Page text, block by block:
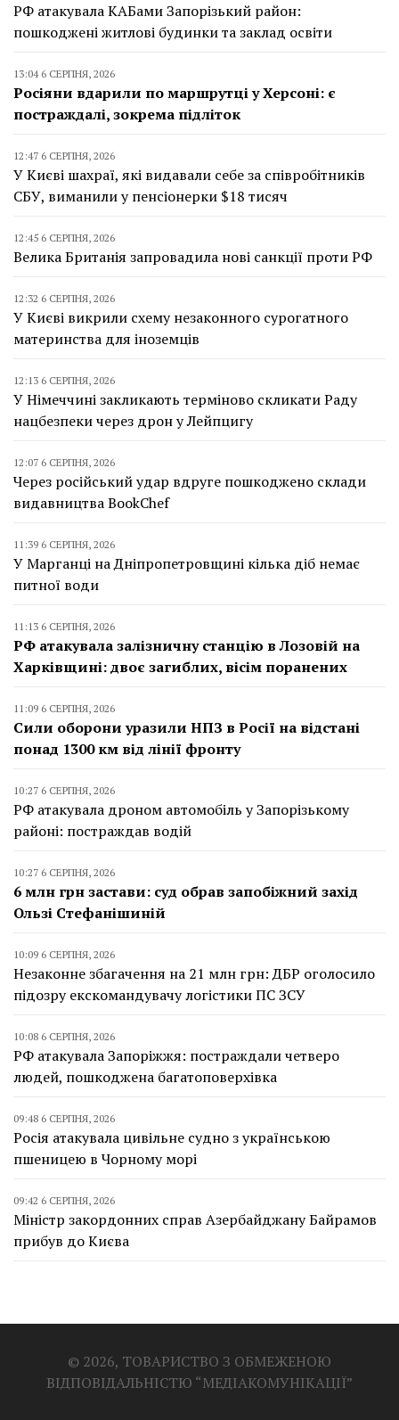
РФ атакувала КАБами Запорізький район:
пошкоджені житлові будинки та заклад освіти
13:04 6 СЕРПНЯ, 2026
Росіяни вдарили по маршрутці у Херсоні: є
постраждалі, зокрема підліток
12:47 6 СЕРПНЯ, 2026
У Києві шахраї, які видавали себе за співробітників
СБУ, виманили у пенсіонерки $18 тисяч
12:45 6 СЕРПНЯ, 2026
Велика Британія запровадила нові санкції проти РФ
12:32 6 СЕРПНЯ, 2026
У Києві викрили схему незаконного сурогатного
материнства для іноземців
12:13 6 СЕРПНЯ, 2026
У Німеччині закликають терміново скликати Раду
нацбезпеки через дрон у Лейпцигу
12:07 6 СЕРПНЯ, 2026
Через російський удар вдруге пошкоджено склади
видавництва BookChef
11:39 6 СЕРПНЯ, 2026
У Марганці на Дніпропетровщині кілька діб немає
питної води
11:13 6 СЕРПНЯ, 2026
РФ атакувала залізничну станцію в Лозовій на
Харківщині: двоє загиблих, вісім поранених
11:09 6 СЕРПНЯ, 2026
Сили оборони уразили НПЗ в Росії на відстані
понад 1300 км від лінії фронту
10:27 6 СЕРПНЯ, 2026
РФ атакувала дроном автомобіль у Запорізькому
районі: постраждав водій
10:27 6 СЕРПНЯ, 2026
6 млн грн застави: суд обрав запобіжний захід
Ользі Стефанішиній
10:09 6 СЕРПНЯ, 2026
Незаконне збагачення на 21 млн грн: ДБР оголосило
підозру екскомандувачу логістики ПС ЗСУ
10:08 6 СЕРПНЯ, 2026
РФ атакувала Запоріжжя: постраждали четверо
людей, пошкоджена багатоповерхівка
09:48 6 СЕРПНЯ, 2026
Росія атакувала цивільне судно з українською
пшеницею в Чорному морі
09:42 6 СЕРПНЯ, 2026
Міністр закордонних справ Азербайджану Байрамов
прибув до Києва
© 2026, ТОВАРИСТВО З ОБМЕЖЕНОЮ
ВІДПОВІДАЛЬНІСТЮ “МЕДІАКОМУНІКАЦІЇ”